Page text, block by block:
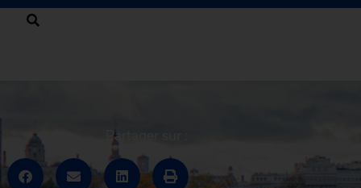
Partager sur :